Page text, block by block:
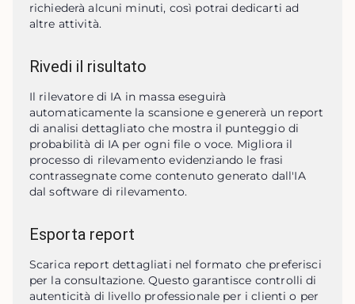
richiederà alcuni minuti, così potrai dedicarti ad
altre attività.
Rivedi il risultato
Il rilevatore di IA in massa eseguirà
automaticamente la scansione e genererà un report
di analisi dettagliato che mostra il punteggio di
probabilità di IA per ogni file o voce. Migliora il
processo di rilevamento evidenziando le frasi
contrassegnate come contenuto generato dall'IA
dal software di rilevamento.
Esporta report
Scarica report dettagliati nel formato che preferisci
per la consultazione. Questo garantisce controlli di
autenticità di livello professionale per i clienti o per